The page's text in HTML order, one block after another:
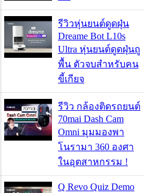
รีวิวหุ่นยนต์ดูดฝุ่น
Dreame Bot L10s
Ultra หุ่นยนต์ดูดฝุ่นถู
พื้น ตัวจบสำหรับคน
ขี้เกียจ
รีวิว กล้องติดรถยนต์
70mai Dash Cam
Omni มุมมองพา
โนรามา 360 องศา
ในอุตสาหกรรม !
Q Revo Quiz Demo